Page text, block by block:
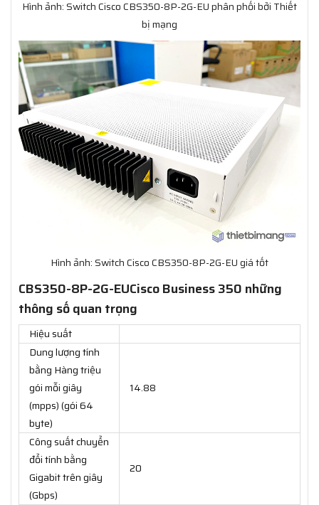
Hình ảnh: Switch Cisco CBS350-8P-2G-EU phân phối bởi Thiết
bị mạng
Hình ảnh: Switch Cisco CBS350-8P-2G-EU giá tốt
CBS350-8P-2G-EUCisco Business 350 những
thông số quan trọng
Hiệu suất
Dung lượng tính
bằng Hàng triệu
gói mỗi giây
(mpps) (gói 64
byte)
14.88
Công suất chuyển
đổi tính bằng
Gigabit trên giây
(Gbps)
20